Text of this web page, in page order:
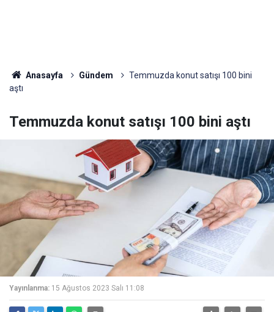
Anasayfa Gündem
Temmuzda konut satışı 100 bini
aştı
Temmuzda konut satışı 100 bini aştı
Yayınlanma: 15 Ağustos 2023 Salı 11:08